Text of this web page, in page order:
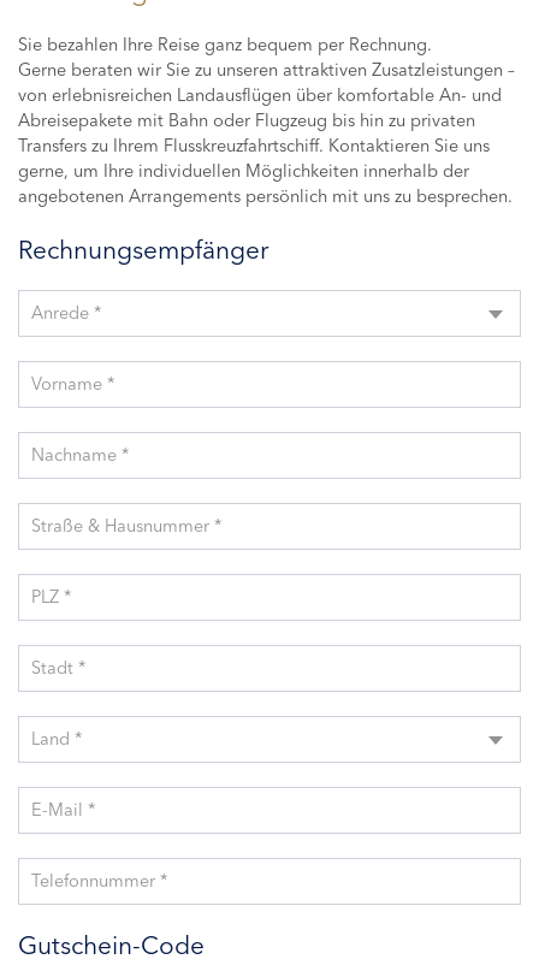
Sie bezahlen Ihre Reise ganz bequem per Rechnung.
Gerne beraten wir Sie zu unseren attraktiven Zusatzleistungen –
von erlebnisreichen Landausflügen über komfortable An- und
Abreisepakete mit Bahn oder Flugzeug bis hin zu privaten
Transfers zu Ihrem Flusskreuzfahrtschiff. Kontaktieren Sie uns
gerne, um Ihre individuellen Möglichkeiten innerhalb der
angebotenen Arrangements persönlich mit uns zu besprechen.
Rechnungsempfänger
Anrede *
Vorname *
Nachname *
Straße & Hausnummer *
PLZ *
Stadt *
Land *
E-Mail *
Telefonnummer *
Gutschein-Code